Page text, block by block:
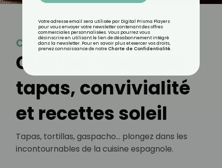
Cuisine espagnole
Cuisine espagnole :
tapas, convivialité
et recettes soleil
Tapas, tortillas, gaspacho… plongez dans les
incontournables de la cuisine espagnole.
Votre adresse email sera utilisée par Digital Prisma Players
pour vous envoyer votre newsletter contenant des offres
commerciales personnalisées. Vous pourrez vous
désinscrire en utilisant le lien de désabonnement intégré
dans la newsletter. Pour en savoir plus et exercer vos droits,
prenez connaissance de notre Charte de Confidentialité.